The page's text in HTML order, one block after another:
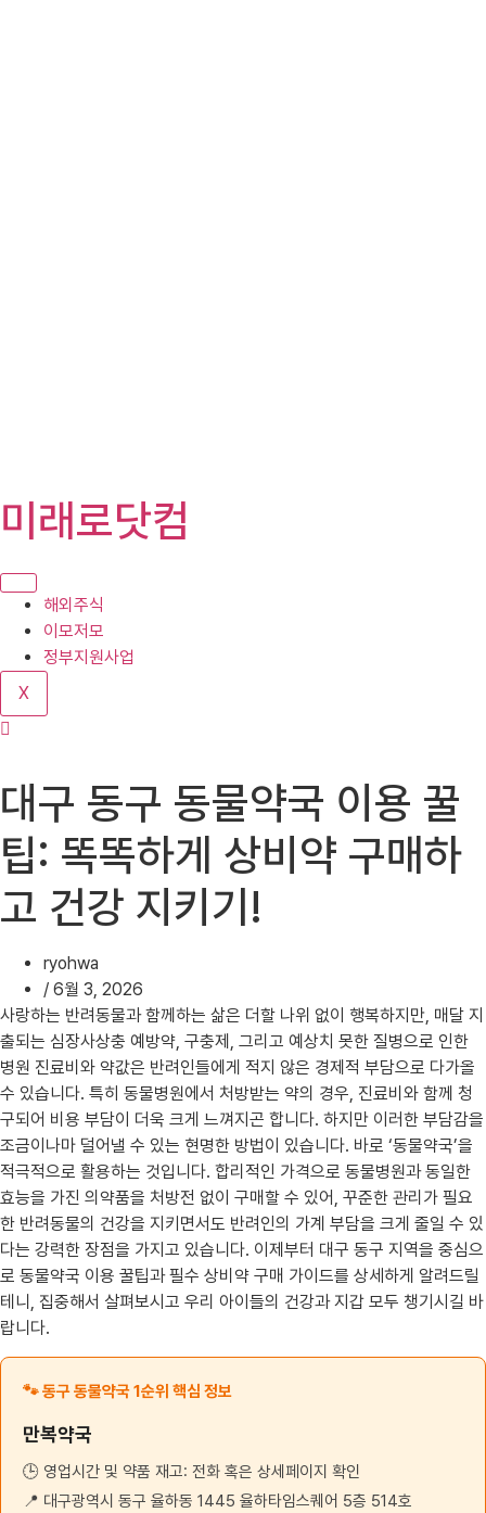
텐
로
기
미래로닷컴
해외주식
이모저모
정부지원사업
X
대구 동구 동물약국 이용 꿀
팁: 똑똑하게 상비약 구매하
고 건강 지키기!
ryohwa
/ 6월 3, 2026
사랑하는 반려동물과 함께하는 삶은 더할 나위 없이 행복하지만, 매달 지
출되는 심장사상충 예방약, 구충제, 그리고 예상치 못한 질병으로 인한
병원 진료비와 약값은 반려인들에게 적지 않은 경제적 부담으로 다가올
수 있습니다. 특히 동물병원에서 처방받는 약의 경우, 진료비와 함께 청
구되어 비용 부담이 더욱 크게 느껴지곤 합니다. 하지만 이러한 부담감을
조금이나마 덜어낼 수 있는 현명한 방법이 있습니다. 바로 ‘동물약국’을
적극적으로 활용하는 것입니다. 합리적인 가격으로 동물병원과 동일한
효능을 가진 의약품을 처방전 없이 구매할 수 있어, 꾸준한 관리가 필요
한 반려동물의 건강을 지키면서도 반려인의 가계 부담을 크게 줄일 수 있
다는 강력한 장점을 가지고 있습니다. 이제부터 대구 동구 지역을 중심으
로 동물약국 이용 꿀팁과 필수 상비약 구매 가이드를 상세하게 알려드릴
테니, 집중해서 살펴보시고 우리 아이들의 건강과 지갑 모두 챙기시길 바
랍니다.
🐾 동구 동물약국 1순위 핵심 정보
만복약국
🕒 영업시간 및 약품 재고: 전화 혹은 상세페이지 확인
📍 대구광역시 동구 율하동 1445 율하타임스퀘어 5층 514호